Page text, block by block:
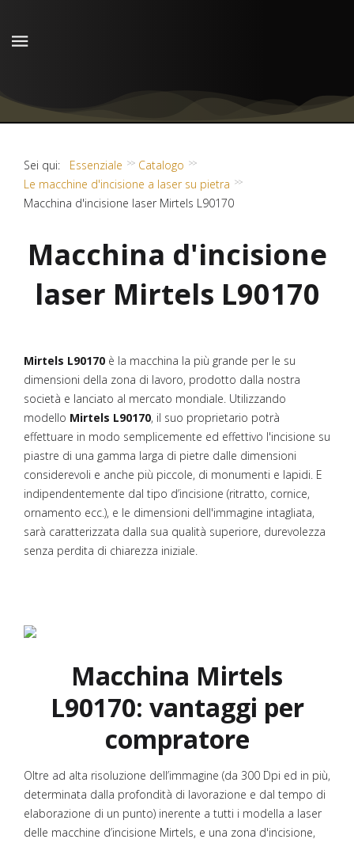
Sei qui: Essenziale
Catalogo
Le macchine d'incisione a laser su pietra
Macchina d'incisione laser Mirtels L90170
Macchina d'incisione
laser Mirtels L90170
Mirtels L90170 è la macchina la più grande per le su
dimensioni della zona di lavoro, prodotto dalla nostra
società e lanciato al mercato mondiale. Utilizzando
modello Mirtels L90170, il suo proprietario potrà
effettuare in modo semplicemente ed effettivo l'incisione su
piastre di una gamma larga di pietre dalle dimensioni
considerevoli e anche più piccole, di monumenti e lapidi. E
indipendentemente dal tipo d’incisione (ritratto, cornice,
ornamento ecc.), e le dimensioni dell'immagine intagliata,
sarà caratterizzata dalla sua qualità superiore, durevolezza
senza perdita di chiarezza iniziale.
Macchina Mirtels
L90170: vantaggi per
compratore
Oltre ad alta risoluzione dell’immagine (da 300 Dpi ed in più,
determinata dalla profondità di lavorazione e dal tempo di
elaborazione di un punto) inerente a tutti i modella a laser
delle macchine d’incisione Mirtels, e una zona d'incisione,